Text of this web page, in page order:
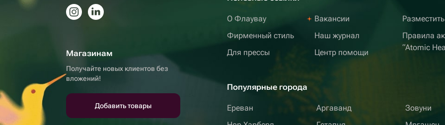
Магазинам
Получайте новых клиентов без
вложений!
Добавить товары
О Флаувау
Фирменный стиль
Для прессы
Вакансии
Наш журнал
Центр помощи
Правила
“Atomic
Популярные города
Ереван
Аргаванд
Зовуни